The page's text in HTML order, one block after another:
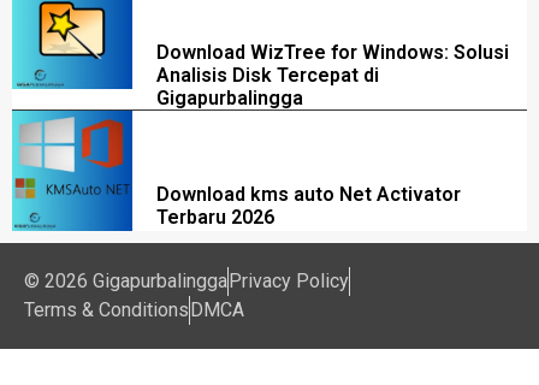
Download WizTree for Windows: Solusi
Analisis Disk Tercepat di
Gigapurbalingga
Download kms auto Net Activator
Terbaru 2026
© 2026 GigapurbalinggaPrivacy Policy
Terms & ConditionsDMCA